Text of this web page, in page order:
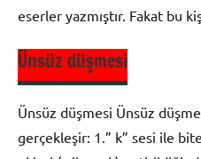
eserler yazmıştır. Fakat bu
9. Sınıf
Dil ve
Ünsüz düşmesi
Ünsüz düşmesi Ünsüz
gerçekleşir: 1.” k” sesi ile